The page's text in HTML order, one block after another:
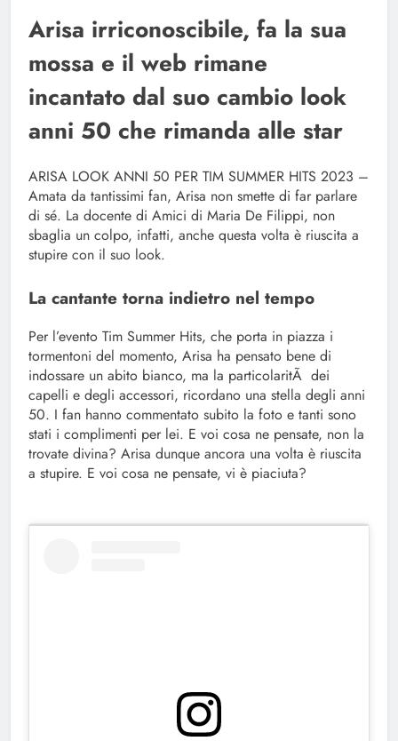
Arisa irriconoscibile, fa la sua
mossa e il web rimane
incantato dal suo cambio look
anni 50 che rimanda alle star
ARISA LOOK ANNI 50 PER TIM SUMMER HITS 2023 –
Amata da tantissimi fan, Arisa non smette di far parlare
di sé. La docente di Amici di Maria De Filippi, non
sbaglia un colpo, infatti, anche questa volta è riuscita a
stupire con il suo look.
La cantante torna indietro nel tempo
Per l’evento Tim Summer Hits, che porta in piazza i
tormentoni del momento, Arisa ha pensato bene di
indossare un abito bianco, ma la particolaritÃ dei
capelli e degli accessori, ricordano una stella degli anni
50. I fan hanno commentato subito la foto e tanti sono
stati i complimenti per lei. E voi cosa ne pensate, non la
trovate divina? Arisa dunque ancora una volta è riuscita
a stupire. E voi cosa ne pensate, vi è piaciuta?